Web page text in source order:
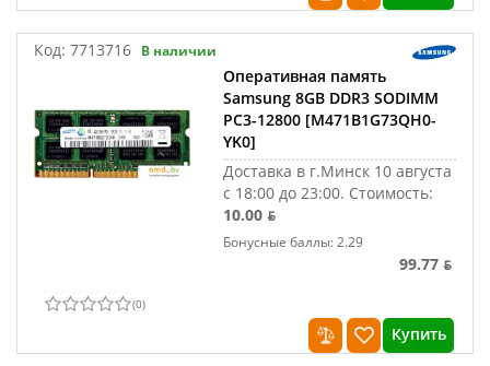
Код: 7713716 В наличии
Оперативная память
Samsung 8GB DDR3 SODIMM
PC3-12800 [M471B1G73QH0-
YK0]
Доставка в г.Минск 10 августа
с 18:00 до 23:00. Стоимость:
10.00 ƃ
Бонусные баллы: 2.29
99.77 ƃ
(0)
Купить